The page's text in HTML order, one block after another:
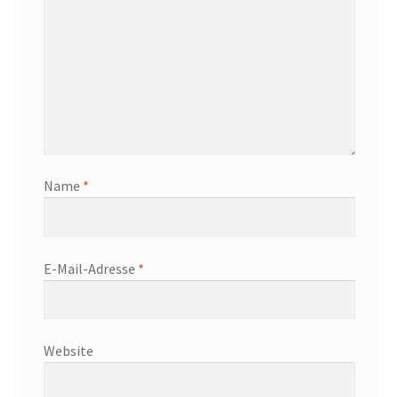
Name *
E-Mail-Adresse *
Website